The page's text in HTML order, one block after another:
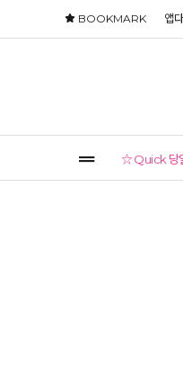
BOOKMARK 앱
☆ Quick 당